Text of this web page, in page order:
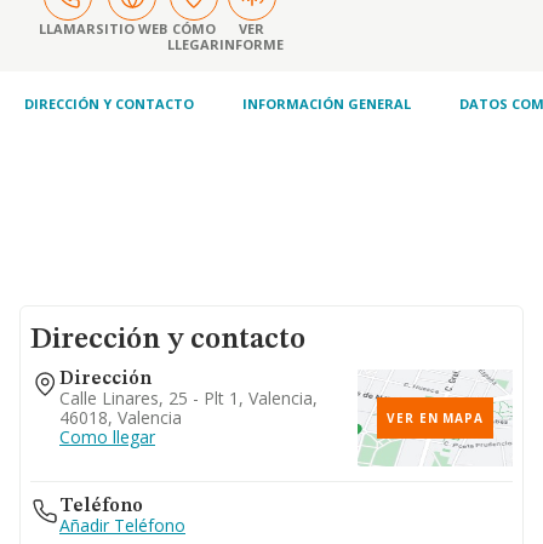
LLAMARSITIO WEB CÓMO
LLEGAR
VER
INFORME
DIRECCIÓN Y CONTACTO INFORMACIÓN GENERAL DATOS
Dirección y contacto
Dirección
Calle Linares, 25 - Plt 1, Valencia,
46018, Valencia
Como llegar
VER EN MAPA
Teléfono
Añadir Teléfono